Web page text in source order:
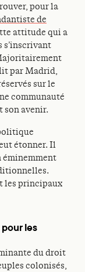
pour la
de
attitude qui a
s’inscrivant
par Madrid,
sur le
communauté
son avenir.
étonner. Il
éminemment
les principaux
les
du droit
colonisés,